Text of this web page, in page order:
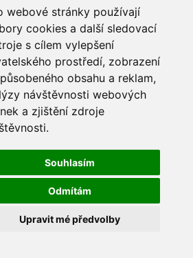
webové stránky používají
cookies a další sledovací
s cílem vylepšení
prostředí, zobrazení
obsahu a reklam,
návštěvnosti webových
a zjištění zdroje
Souhlasím
Odmítám
Upravit mé předvolby
(sekretariat)
110 00 Praha 1
REPUBLIKY